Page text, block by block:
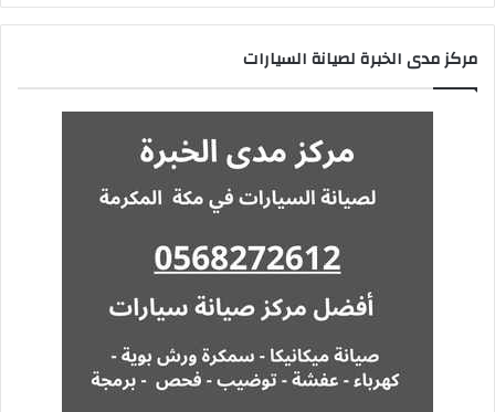
مركز مدى الخبرة لصيانة السيارات